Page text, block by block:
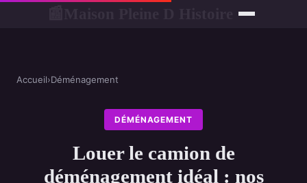
Accueil›Déménagement
DÉMÉNAGEMENT
Louer le camion de
déménagement idéal : nos